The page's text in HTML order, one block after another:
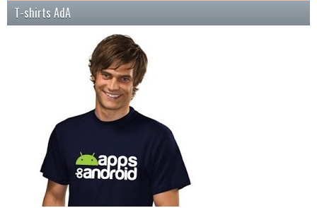
T-shirts AdA